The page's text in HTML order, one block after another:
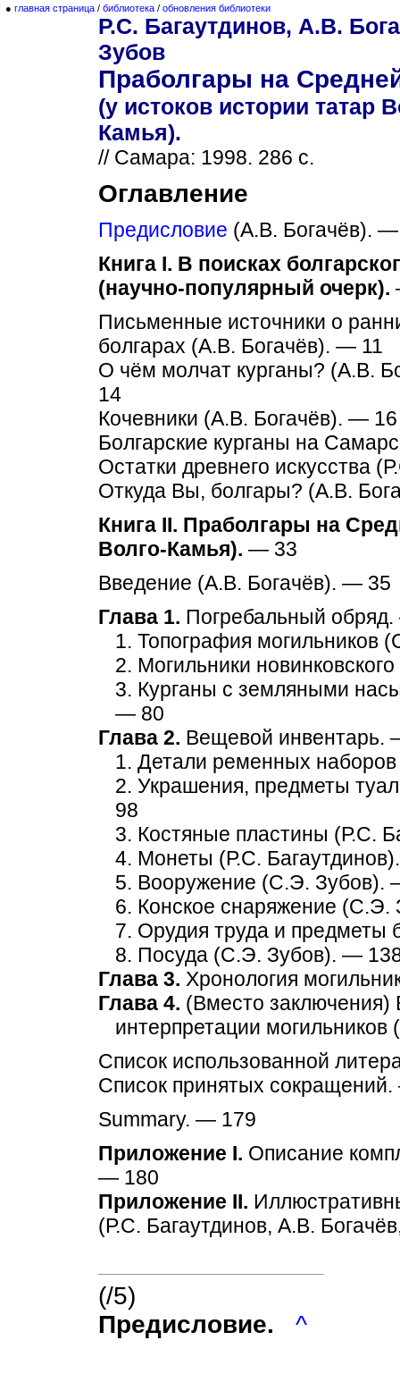
● главная страница / библиотека / обновления библиотеки
Р.С. Багаутдинов, А.В.
Зубов
Праболгары на
(у истоков истории татар
Камья).
// Самара: 1998. 286 с.
Оглавление
Предисловие (A.B. Богачёв).
Книга I. В поисках
(научно-популярный очерк).
Письменные источники о
болгарах (А.В. Богачёв). — 11
О чём молчат курганы? (А.В.
14
Кочевники (А.В. Богачёв). — 16
Болгарские курганы на
Остатки древнего искусства
Откуда Вы, болгары? (А.В.
Книга II. Праболгары на
Волго-Камья). — 33
Введение (А.В. Богачёв). — 35
Глава 1. Погребальный
1. Топография могильников
2. Могильники
3. Курганы с земляными
— 80
Глава 2. Вещевой инвентарь.
1. Детали ременных
2. Украшения, предметы
98
3. Костяные пластины (Р.С.
4. Монеты (Р.С.
5. Вооружение (С.Э. Зубов).
6. Конское снаряжение
7. Орудия труда и
8. Посуда (С.Э. Зубов). —
Глава 3. Хронология
Глава 4. (Вместо заключения)
интерпретации
Список использованной
Список принятых
Summary. — 179
Приложение I. Описание
— 180
Приложение II.
(Р.С. Багаутдинов, А.В.
(/5)
Предисловие.
^